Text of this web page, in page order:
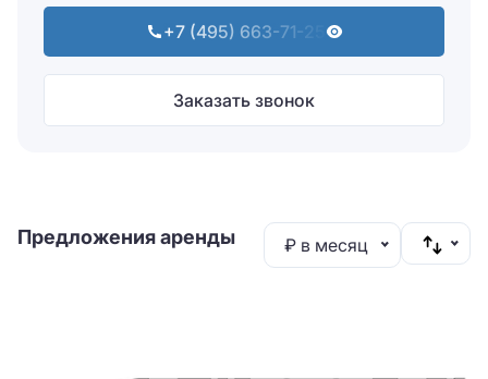
+7 (495) 663-71-25
Заказать звонок
Предложения аренды ₽ в месяц